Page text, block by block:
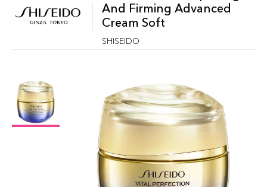
And Firming Advanced
Cream Soft
SHISEIDO